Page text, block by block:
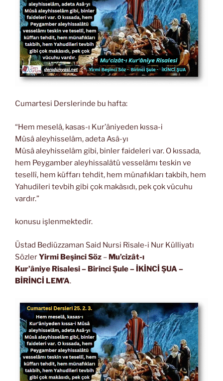
Cumartesi Derslerinde bu hafta:
“Hem meselâ, kasas-ı Kur’âniyeden kıssa-i
Mûsâ aleyhisselâm, adeta Asâ-yı
Mûsâ aleyhisselâm gibi, binler faideleri var. O kıssada,
hem Peygamber aleyhissalâtü vesselâmı teskin ve
tesellî, hem küffarı tehdit, hem münafıkları takbih, hem
Yahudileri tevbih gibi çok makàsıdı, pek çok vücuhu
vardır.”
konusu işlenmektedir.
Üstad Bediüzzaman Said Nursi Risale-i Nur Külliyatı
SözlerYirmi Beşinci Söz – Mu’cizât-ı
Kur’âniye Risalesi– Birinci Şule – İKİNCİ ŞUA–
BİRİNCİ LEM’A.